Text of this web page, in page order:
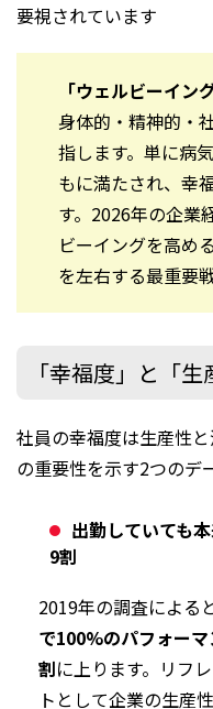
要視されています
「ウェルビーイン
身体的・精神的・
指します。単に病
もに満たされ、幸
す。2026年の企業
ビーイングを高め
を左右する最重要
「幸福度」と「
社員の幸福度は生産性
の重要性を示す2つのデ
出勤していても
9割
2019年の調査によると
で100%のパフォー
割に上ります。リフ
トとして企業の生産